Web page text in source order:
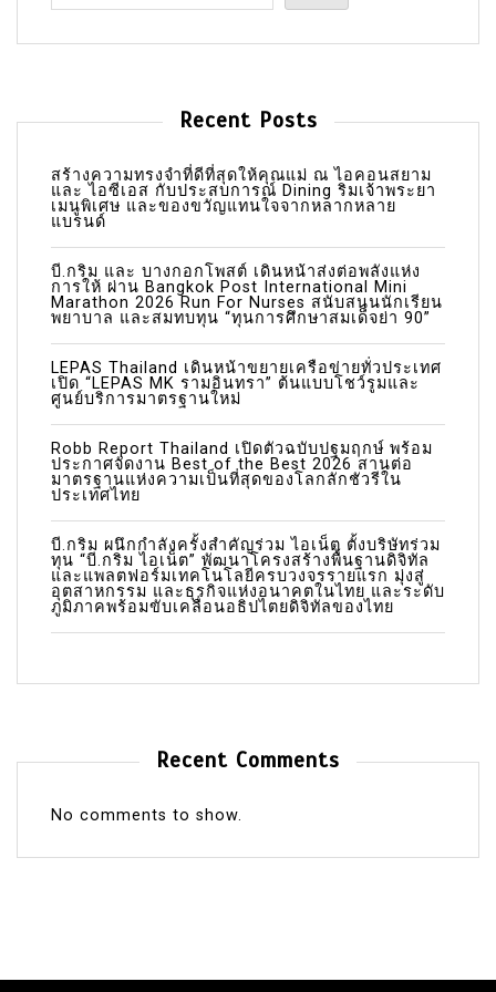
a
Recent Posts
สร้างความทรงจำที่ดีที่สุดให้คุณแม่ ณ ไอคอนสยาม
และ ไอซีเอส กับประสบการณ์ Dining ริมเจ้าพระยา
เมนูพิเศษ และของขวัญแทนใจจากหลากหลาย
แบรนด์
บี.กริม และ บางกอกโพสต์ เดินหน้าส่งต่อพลังแห่ง
การให้ ผ่าน Bangkok Post International Mini
Marathon 2026 Run For Nurses สนับสนุนนักเรียน
พยาบาล และสมทบทุน “ทุนการศึกษาสมเด็จย่า 90”
LEPAS Thailand เดินหน้าขยายเครือข่ายทั่วประเทศ
เปิด “LEPAS MK รามอินทรา” ต้นแบบโชว์รูมและ
ศูนย์บริการมาตรฐานใหม่
Robb Report Thailand เปิดตัวฉบับปฐมฤกษ์ พร้อม
ประกาศจัดงาน Best of the Best 2026 สานต่อ
มาตรฐานแห่งความเป็นที่สุดของโลกลักชัวรีใน
ประเทศไทย
บี.กริม ผนึกกำลังครั้งสำคัญร่วม ไอเน็ต ตั้งบริษัทร่วม
ทุน “บี.กริม ไอเน็ต” พัฒนาโครงสร้างพื้นฐานดิจิทัล
และแพลตฟอร์มเทคโนโลยีครบวงจรรายแรก มุ่งสู่
อุตสาหกรรม และธุรกิจแห่งอนาคตในไทย และระดับ
ภูมิภาคพร้อมขับเคลื่อนอธิปไตยดิจิทัลของไทย
Recent Comments
No comments to show.